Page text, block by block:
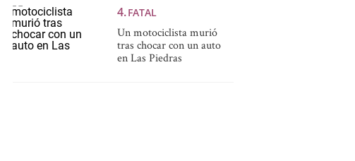
FATAL
Un motociclista murió
tras chocar con un auto
en Las Piedras